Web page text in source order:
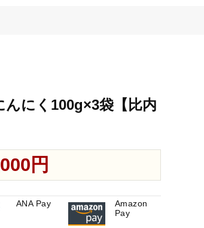
んにく100g×3袋【比内
円
ANA Pay
Amazon
Pay